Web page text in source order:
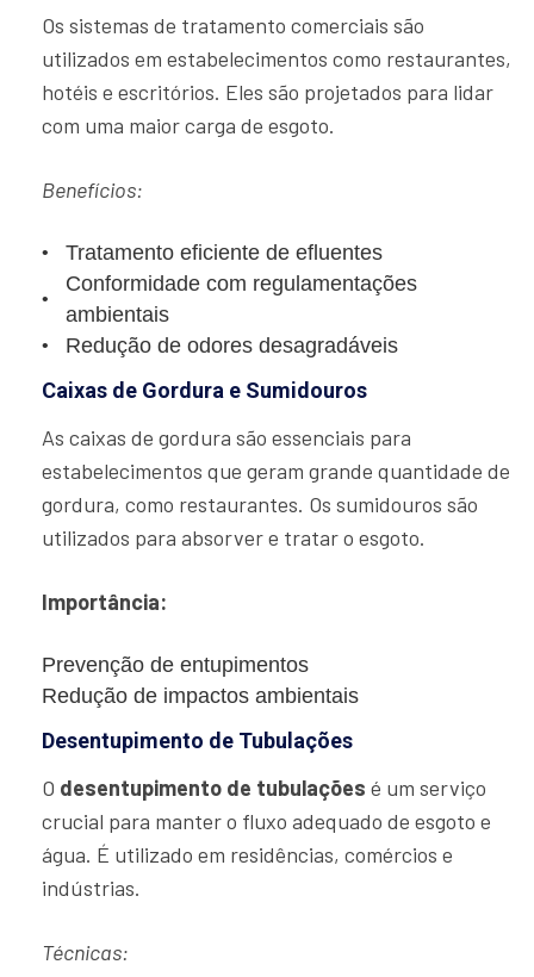
Os sistemas de tratamento comerciais são
utilizados em estabelecimentos como restaurantes,
hotéis e escritórios. Eles são projetados para lidar
com uma maior carga de esgoto.
Benefícios:
Tratamento eficiente de efluentes
Conformidade com regulamentações
ambientais
Redução de odores desagradáveis
Caixas de Gordura e Sumidouros
As caixas de gordura são essenciais para
estabelecimentos que geram grande quantidade de
gordura, como restaurantes. Os sumidouros são
utilizados para absorver e tratar o esgoto.
Importância:
Prevenção de entupimentos
Redução de impactos ambientais
Desentupimento de Tubulações
O desentupimento de tubulações é um serviço
crucial para manter o fluxo adequado de esgoto e
água. É utilizado em residências, comércios e
indústrias.
Técnicas: